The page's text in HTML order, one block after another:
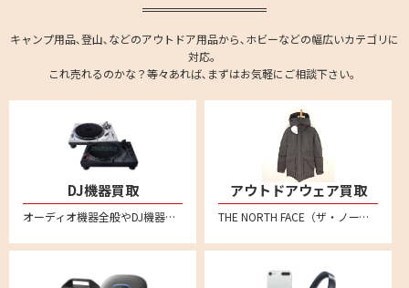
キャンプ用品､登山､などのアウトドア用品から､ホビーなどの幅広いカテゴリに
対応。
これ売れるのかな？等々あれば､まずはお気軽にご相談下さい。
DJ機器買取
オーディオ機器全般やDJ機器の買取強化中です。全国対応の宅配買取で、不要になったオーディオ機器をお売りください。 ターンテーブル、DJコントローラー、インターフェイス、CDJ、DJミキサー、DJエフェクター、シーケンサー、サンプラー、ヘッドホンやバイナル、MIDIコントローラーなども買い取りいたしております。
アウトドアウェア買取
THE NORTH FACE（ザ・ノース・フェイス）、 Patagonia（パタゴニア）、Columbia（コロンビア）、mont-bell（モンベル）、アークテリクス、スノーピーク、ナンガ、ACRONYM(アクロニウム)といった人気メーカー品を売るならリムーブへ。特にダウンジャケットなどを中心に買取強化中！